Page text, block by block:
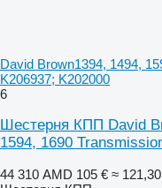
David Brown1394, 1494,
K206937; K202000
6
Шестерня КПП David
1594, 1690
44 310 AMD 105 € ≈